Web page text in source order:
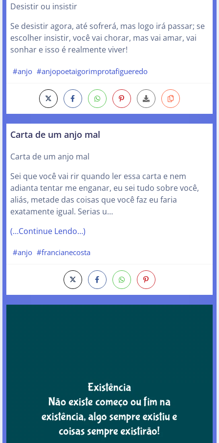
Desistir ou insistir
Se desistir agora, até sofrerá, mas logo irá passar; se
escolher insistir, você vai chorar, mas vai amar, vai
sonhar e isso é realmente viver!
#anjo #anjopoetaigorimprotafigueredo
Carta de um anjo mal
Carta de um anjo mal
Sei que você vai rir quando ler essa carta e nem
adianta tentar me enganar, eu sei tudo sobre você,
aliás, metade das coisas que você faz eu faria
exatamente igual. Serias u…
(…Continue Lendo…)
#anjo #francianecosta